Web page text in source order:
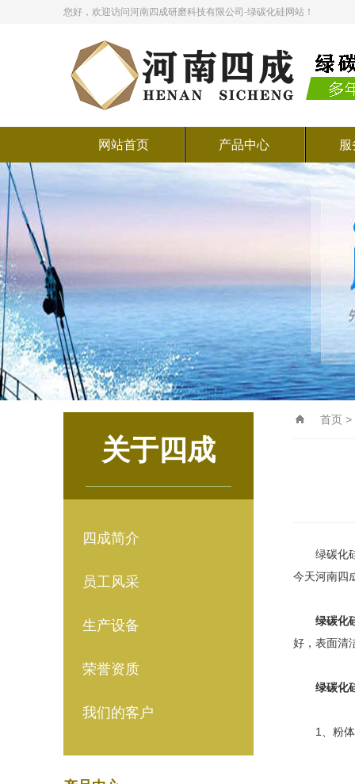
您好，欢迎访问河南四成研磨科技有限公司-绿碳化硅网站！
网站首页 产品中心
关于四成
四成简介
员工风采
生产设备
荣誉资质
我们的客户
首页 >
绿碳化硅
今天河南四
绿碳化
好，表面清
绿碳化硅
1、粉体